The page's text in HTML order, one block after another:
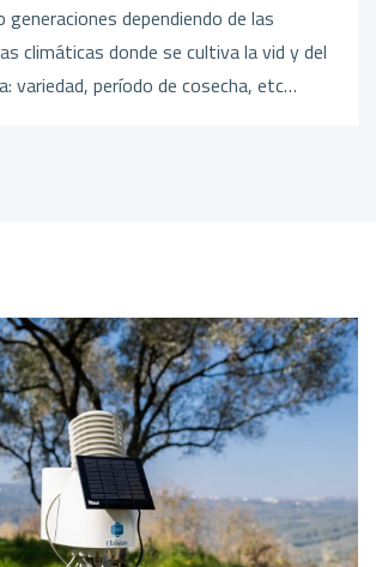
generaciones dependiendo de las
climáticas donde se cultiva la vid y del
variedad, período de cosecha, etc…